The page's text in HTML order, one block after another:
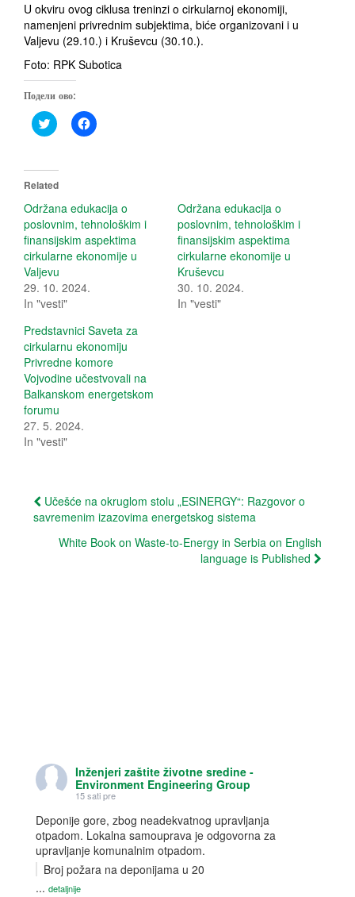
U okviru ovog ciklusa treninzi o cirkularnoj ekonomiji,
namenjeni privrednim subjektima, biće organizovani i u
Valjevu (29.10.) i Kruševcu (30.10.).
Foto: RPK Subotica
Подели ово:
C
l
t
o
s
h
a
r
e
o
n
w
i
t
t
r
(
O
p
e
n
s
i
n
n
e
w
w
)
C
l
h
a
r
e
o
n
o
k
(
O
p
e
n
s
o
w
)
Related
Održana edukacija o
poslovnim, tehnološkim i
finansijskim aspektima
cirkularne ekonomije u
Valjevu
29. 10. 2024.
In "vesti"
Održana edukacija o
poslovnim, tehnološkim i
finansijskim aspektima
cirkularne ekonomije u
Kruševcu
30. 10. 2024.
In "vesti"
Predstavnici Saveta za
cirkularnu ekonomiju
Privredne komore
Vojvodine učestvovali na
Balkanskom energetskom
forumu
27. 5. 2024.
In "vesti"
Post
navigation
Učešće na okruglom stolu „ESINERGY“: Razgovor o
savremenim izazovima energetskog sistema
White Book on Waste-to-Energy in Serbia on English
language is Published
Inženjeri zaštite životne sredine -
Environment Engineering Group
15 sati pre
Deponije gore, zbog neadekvatnog upravljanja
otpadom. Lokalna samouprava je odgovorna za
upravljanje komunalnim otpadom.
Broj požara na deponijama u 20
... detaljnije